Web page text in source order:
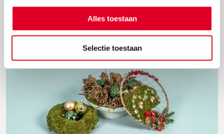
Alles toestaan
Selectie toestaan